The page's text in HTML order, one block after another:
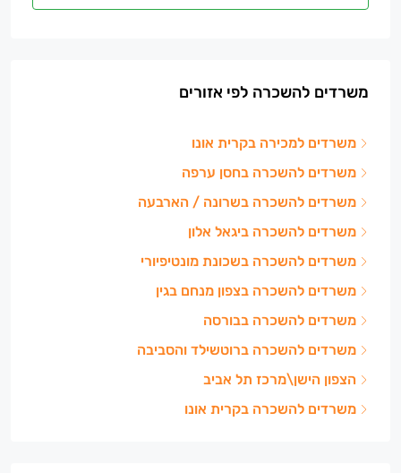
משרדים להשכרה לפי אזורים
משרדים למכירה בקרית אונו
משרדים להשכרה בחסן ערפה
משרדים להשכרה בשרונה / הארבעה
משרדים להשכרה ביגאל אלון
משרדים להשכרה בשכונת מונטיפיורי
משרדים להשכרה בצפון מנחם בגין
משרדים להשכרה בבורסה
משרדים להשכרה ברוטשילד והסביבה
הצפון הישן\מרכז תל אביב
משרדים להשכרה בקרית אונו